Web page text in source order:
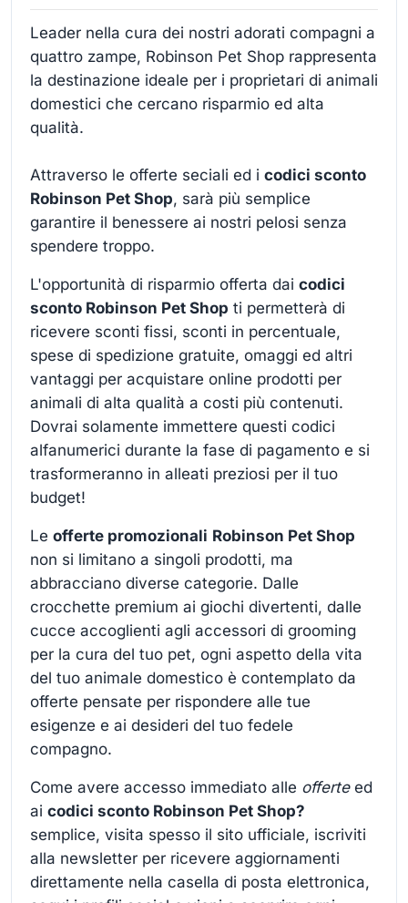
Leader nella cura dei nostri adorati compagni a
quattro zampe, Robinson Pet Shop rappresenta
la destinazione ideale per i proprietari di animali
domestici che cercano risparmio ed alta
qualità.
Attraverso le offerte seciali ed i codici sconto
Robinson Pet Shop, sarà più semplice
garantire il benessere ai nostri pelosi senza
spendere troppo.
L'opportunità di risparmio offerta dai codici
sconto Robinson Pet Shop ti permetterà di
ricevere sconti fissi, sconti in percentuale,
spese di spedizione gratuite, omaggi ed altri
vantaggi per acquistare online prodotti per
animali di alta qualità a costi più contenuti.
Dovrai solamente immettere questi codici
alfanumerici durante la fase di pagamento e si
trasformeranno in alleati preziosi per il tuo
budget!
Le offerte promozionali Robinson Pet Shop
non si limitano a singoli prodotti, ma
abbracciano diverse categorie. Dalle
crocchette premium ai giochi divertenti, dalle
cucce accoglienti agli accessori di grooming
per la cura del tuo pet, ogni aspetto della vita
del tuo animale domestico è contemplato da
offerte pensate per rispondere alle tue
esigenze e ai desideri del tuo fedele
compagno.
Come avere accesso immediato alle offerteed
ai codici sconto Robinson Pet Shop?
semplice, visita spesso il sito ufficiale, iscriviti
alla newsletter per ricevere aggiornamenti
direttamente nella casella di posta elettronica,